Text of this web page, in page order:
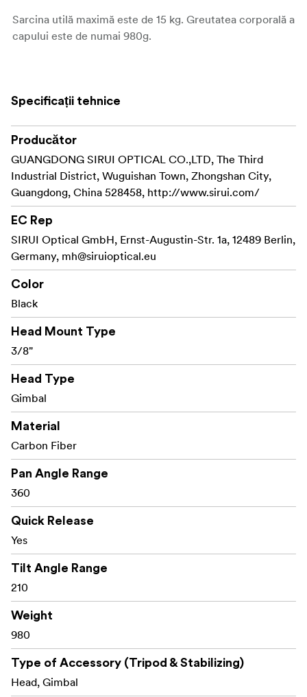
Sarcina utilă maximă este de 15 kg. Greutatea corporală a
capului este de numai 980g.
și din aluminiu forjat pentru aeronave pentru platforma
Sirui PH-10 vine cu o placă de eliberare rapidă de 85 mm
compatibilă cu Arca Swiss, cu suprafață de cauciuc și
șuruburi de 1/4 și 3/8.
Specificații tehnice
Producător
GUANGDONG SIRUI OPTICAL CO.,LTD, The Third
Industrial District, Wuguishan Town, Zhongshan City,
Guangdong, China 528458, http://www.sirui.com/
EC Rep
SIRUI Optical GmbH, Ernst-Augustin-Str. 1a, 12489 Berlin,
Germany, mh@siruioptical.eu
Color
Black
Head Mount Type
3/8"
Head Type
Gimbal
Material
Carbon Fiber
Pan Angle Range
360
Quick Release
Yes
Tilt Angle Range
210
Weight
980
Type of Accessory (Tripod & Stabilizing)
Head, Gimbal